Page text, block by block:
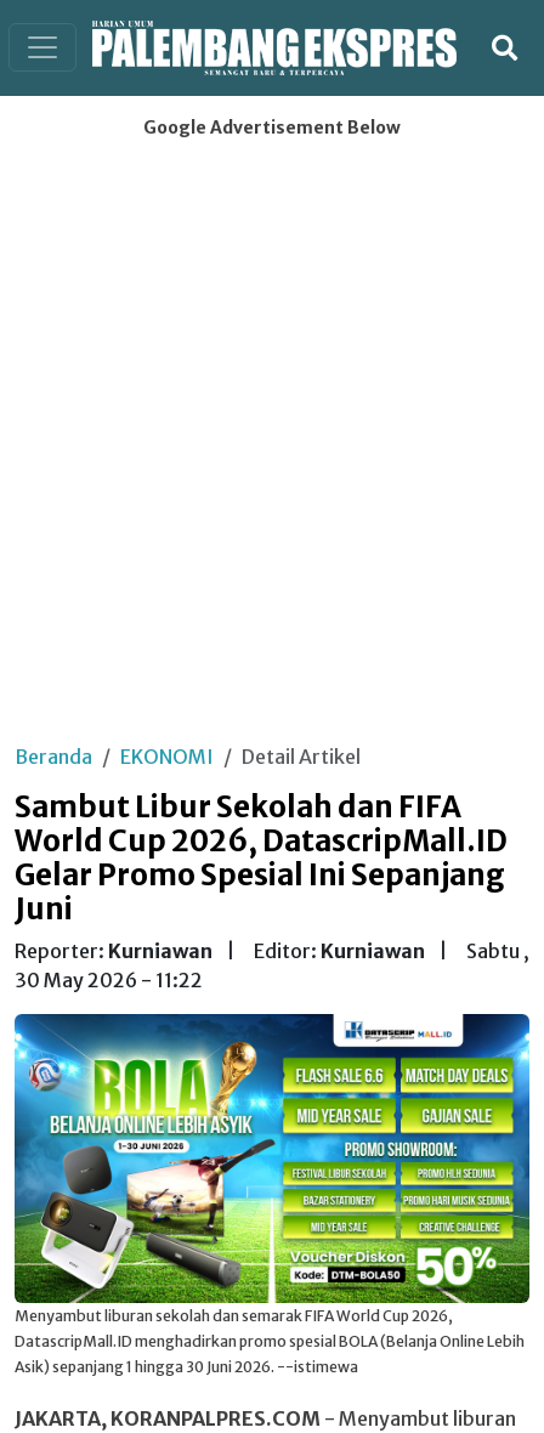
Google Advertisement Below
Beranda EKONOMI Detail Artikel
Sambut Libur Sekolah dan FIFA
World Cup 2026, DatascripMall.ID
Gelar Promo Spesial Ini Sepanjang
Juni
Reporter: Kurniawan Editor: Kurniawan
Sabtu ,
30 May 2026 - 11:22
Menyambut liburan sekolah dan semarak FIFA World Cup 2026,
DatascripMall.ID menghadirkan promo spesial BOLA (Belanja Online Lebih
Asik) sepanjang 1 hingga 30 Juni 2026. --istimewa
JAKARTA, KORANPALPRES.COM - Menyambut liburan